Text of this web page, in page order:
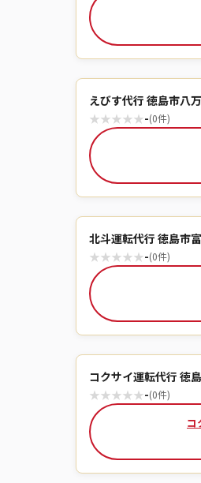
えびす代行 徳島市八
★★★★★-(0件)
北斗運転代行 徳島市
★★★★★-(0件)
コクサイ運転代行 徳
★★★★★-(0件)
コ